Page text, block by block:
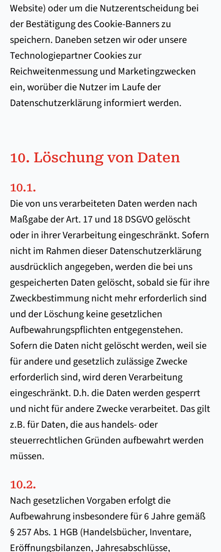
Website) oder um die Nutzerentscheidung bei
der Bestätigung des Cookie-Banners zu
speichern. Daneben setzen wir oder unsere
Technologiepartner Cookies zur
Reichweitenmessung und Marketingzwecken
ein, worüber die Nutzer im Laufe der
Datenschutzerklärung informiert werden.
10. Löschung von Daten
10.1.
Die von uns verarbeiteten Daten werden nach
Maßgabe der Art. 17 und 18 DSGVO gelöscht
oder in ihrer Verarbeitung eingeschränkt. Sofern
nicht im Rahmen dieser Datenschutzerklärung
ausdrücklich angegeben, werden die bei uns
gespeicherten Daten gelöscht, sobald sie für ihre
Zweckbestimmung nicht mehr erforderlich sind
und der Löschung keine gesetzlichen
Aufbewahrungspflichten entgegenstehen.
Sofern die Daten nicht gelöscht werden, weil sie
für andere und gesetzlich zulässige Zwecke
erforderlich sind, wird deren Verarbeitung
eingeschränkt. D.h. die Daten werden gesperrt
und nicht für andere Zwecke verarbeitet. Das gilt
z.B. für Daten, die aus handels- oder
steuerrechtlichen Gründen aufbewahrt werden
müssen.
10.2.
Nach gesetzlichen Vorgaben erfolgt die
Aufbewahrung insbesondere für 6 Jahre gemäß
§ 257 Abs. 1 HGB (Handelsbücher, Inventare,
Eröffnungsbilanzen, Jahresabschlüsse,